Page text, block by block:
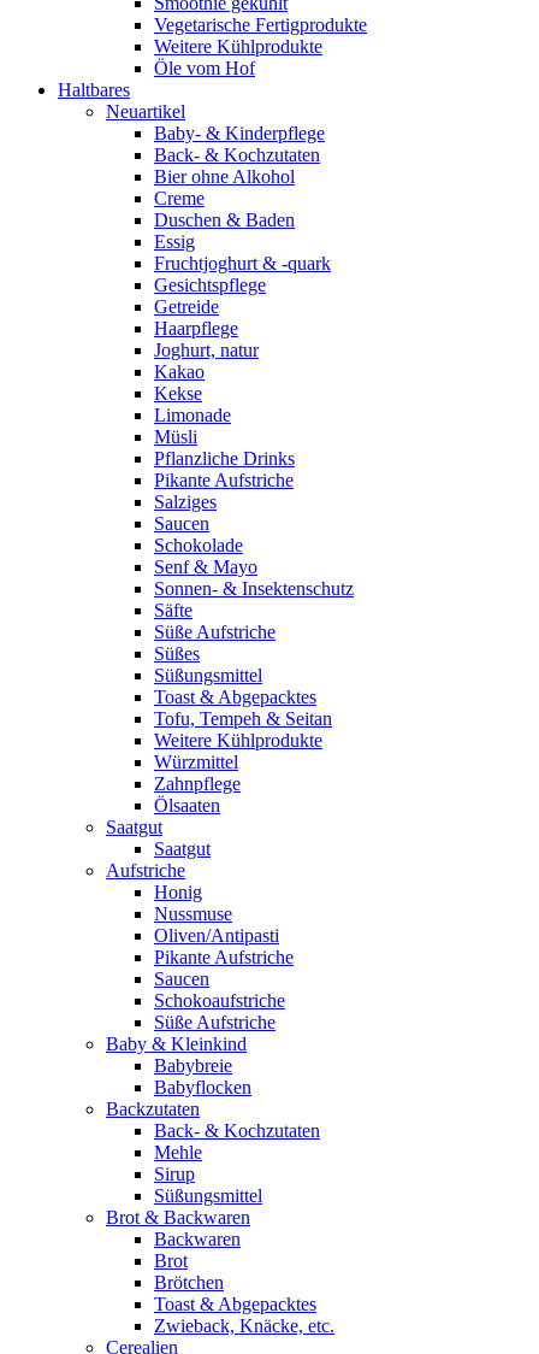
Vegetarische Fertigprodukte
Weitere Kühlprodukte
Öle vom Hof
Haltbares
Neuartikel
Baby- & Kinderpflege
Back- & Kochzutaten
Bier ohne Alkohol
Creme
Duschen & Baden
Essig
Fruchtjoghurt & -quark
Gesichtspflege
Getreide
Haarpflege
Joghurt, natur
Kakao
Kekse
Limonade
Müsli
Pflanzliche Drinks
Pikante Aufstriche
Salziges
Saucen
Schokolade
Senf & Mayo
Sonnen- & Insektenschutz
Säfte
Süße Aufstriche
Süßes
Süßungsmittel
Toast & Abgepacktes
Tofu, Tempeh & Seitan
Weitere Kühlprodukte
Würzmittel
Zahnpflege
Ölsaaten
Saatgut
Saatgut
Aufstriche
Honig
Nussmuse
Oliven/Antipasti
Pikante Aufstriche
Saucen
Schokoaufstriche
Süße Aufstriche
Baby & Kleinkind
Babybreie
Babyflocken
Backzutaten
Back- & Kochzutaten
Mehle
Sirup
Süßungsmittel
Brot & Backwaren
Backwaren
Brot
Brötchen
Toast & Abgepacktes
Zwieback, Knäcke, etc.
Cerealien